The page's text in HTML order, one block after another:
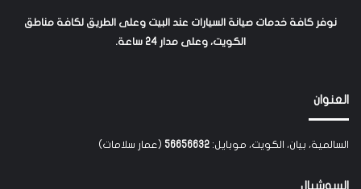
نوفر كافة خدمات صيانة السيارات عند البيت وعلى الطريق لكافة مناطق
الكويت، وعلى مدار 24 ساعة.
العنوان
السالمية، بيان، الكويت، موبايل: 56656632 (عمار سلامات)
السوشيال